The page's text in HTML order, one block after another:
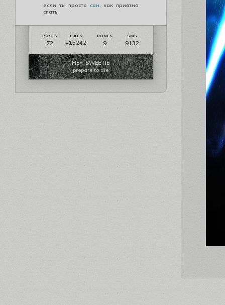
если ты просто сон , как приятно
спать
72 +15242 9 9132
HEY, SWEETIE
prepare to die